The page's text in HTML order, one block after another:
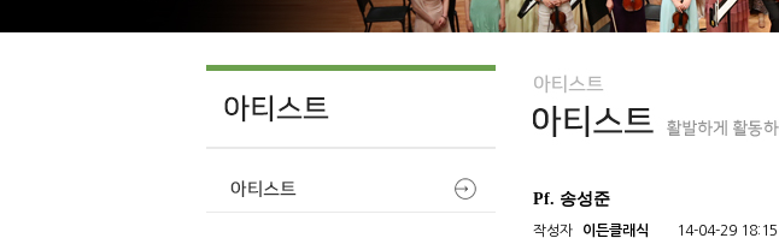
Pf. 송성준
작성자 이든클래식 14-04-29 18:15